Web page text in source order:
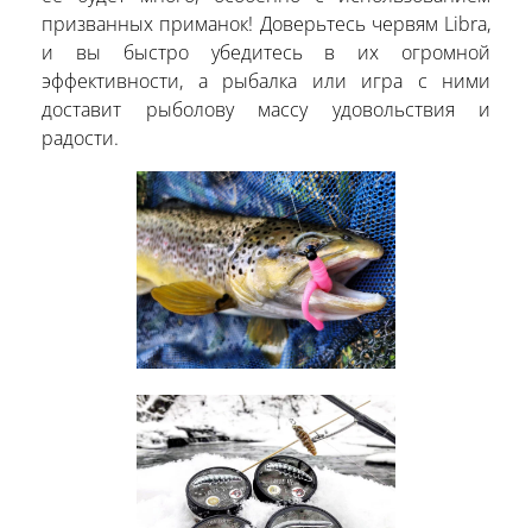
призванных приманок! Доверьтесь червям Libra,
и вы быстро убедитесь в их огромной
эффективности, а рыбалка или игра с ними
доставит рыболову массу удовольствия и
радости.